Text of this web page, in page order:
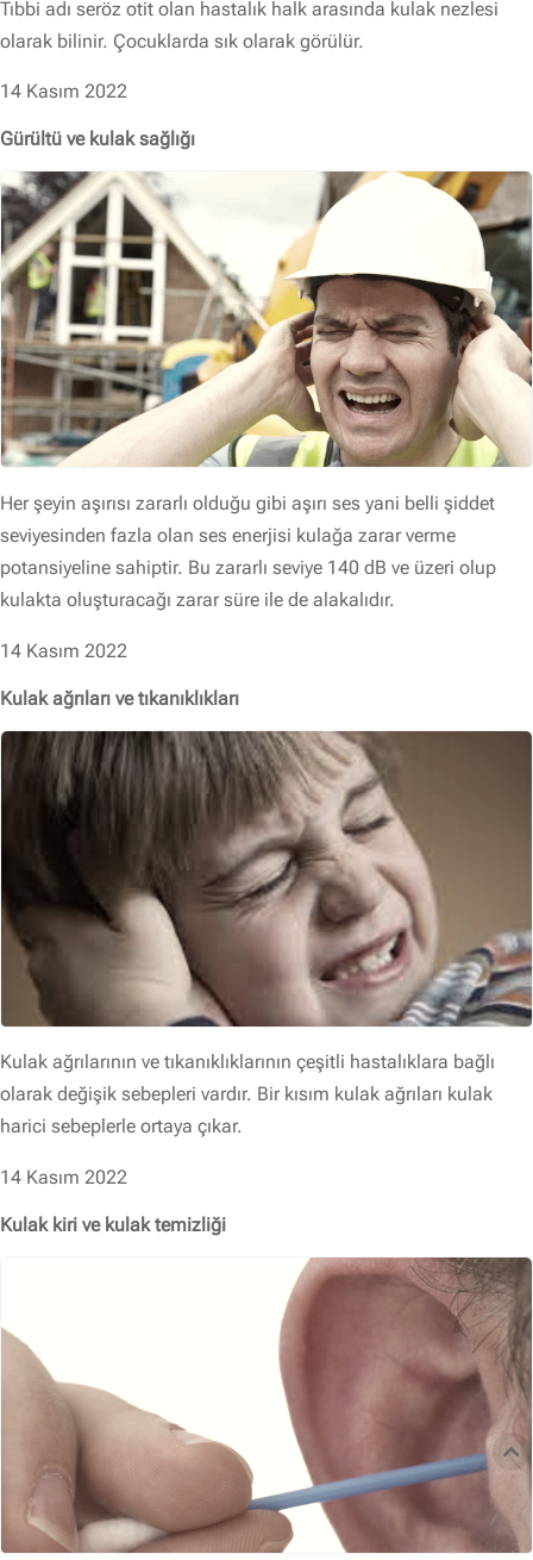
Tıbbi adı seröz otit olan hastalık halk arasında kulak nezlesi
olarak bilinir. Çocuklarda sık olarak görülür.
14 Kasım 2022
Gürültü ve kulak sağlığı
Her şeyin aşırısı zararlı olduğu gibi aşırı ses yani belli şiddet
seviyesinden fazla olan ses enerjisi kulağa zarar verme
potansiyeline sahiptir. Bu zararlı seviye 140 dB ve üzeri olup
kulakta oluşturacağı zarar süre ile de alakalıdır.
14 Kasım 2022
Kulak ağrıları ve tıkanıklıkları
Kulak ağrılarının ve tıkanıklıklarının çeşitli hastalıklara bağlı
olarak değişik sebepleri vardır. Bir kısım kulak ağrıları kulak
harici sebeplerle ortaya çıkar.
14 Kasım 2022
Kulak kiri ve kulak temizliği